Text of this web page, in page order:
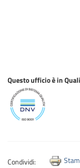
Questo ufficio è in
Condividi: